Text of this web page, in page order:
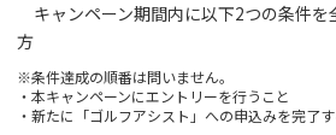
キャンペーン期間内に以下2つの条件
方
※条件達成の順番は問いません。
・本キャンペーンにエントリーを行うこと
・新たに「ゴルフアシスト」への申込みを完了